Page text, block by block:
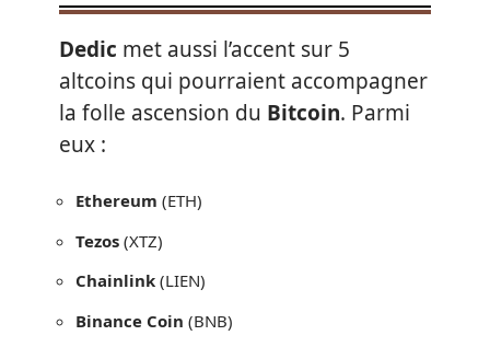
Dedic met aussi l’accent sur 5
altcoins qui pourraient accompagner
la folle ascension du Bitcoin. Parmi
eux :
Ethereum (ETH)
Tezos (XTZ)
Chainlink (LIEN)
Binance Coin (BNB)